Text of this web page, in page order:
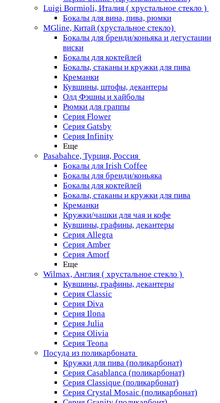
Luigi Bormioli, Италия ( хрустальное стекло )
Бокалы для вина, пива, рюмки
MGline, Китай (хрустальное стекло)
Бокалы для бренди/коньяка и дегустации
виски
Бокалы для коктейлей
Бокалы, стаканы и кружки для пива
Креманки
Кувшины, штофы, декантеры
Олд Фэшны и хайболы
Рюмки для граппы
Серия Flower
Серия Gatsby
Серия Infinity
Еще
Pasabahce, Турция, Россия
Бокалы для Irish Coffee
Бокалы для бренди/коньяка
Бокалы для коктейлей
Бокалы, стаканы и кружки для пива
Креманки
Кружки/чашки для чая и кофе
Кувшины, графины, декантеры
Серия Allegra
Серия Amber
Серия Amorf
Еще
Wilmax, Англия ( хрустальное стекло )
Кувшины, графины, декантеры
Серия Classic
Серия Diva
Серия Ilona
Серия Julia
Серия Olivia
Серия Teona
Посуда из поликарбоната
Кружки для пива (поликарбонат)
Серия Casablanсa (поликарбонат)
Серия Classique (поликарбонат)
Серия Crystal Mosaic (поликарбонат)